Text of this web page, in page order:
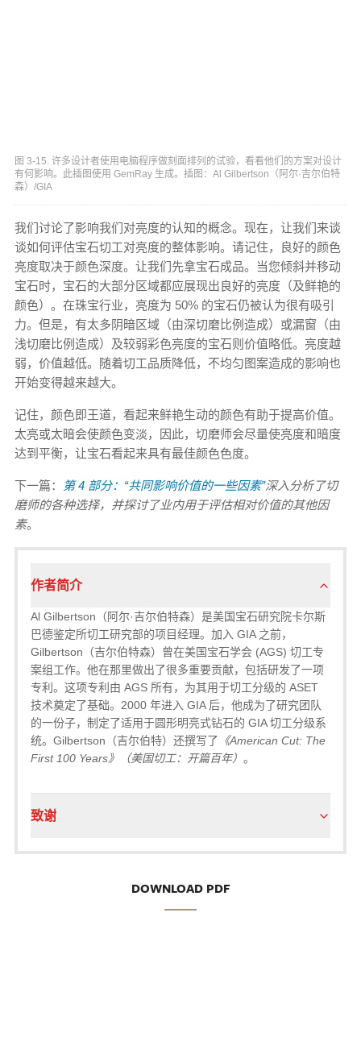
图 3-15. 许多设计者使用电脑程序做刻面排列的试验，看看他们的方案对设计
有何影响。此插图使用 GemRay 生成。插图：Al Gilbertson（阿尔·吉尔伯特
森）/GIA
我们讨论了影响我们对亮度的认知的概念。现在，让我们来谈
谈如何评估宝石切工对亮度的整体影响。请记住，良好的颜色
亮度取决于颜色深度。让我们先拿宝石成品。当您倾斜并移动
宝石时，宝石的大部分区域都应展现出良好的亮度（及鲜艳的
颜色）。在珠宝行业，亮度为 50% 的宝石仍被认为很有吸引
力。但是，有太多阴暗区域（由深切磨比例造成）或漏窗（由
浅切磨比例造成）及较弱彩色亮度的宝石则价值略低。亮度越
弱，价值越低。随着切工品质降低，不均匀图案造成的影响也
开始变得越来越大。
记住，颜色即王道，看起来鲜艳生动的颜色有助于提高价值。
太亮或太暗会使颜色变淡，因此，切磨师会尽量使亮度和暗度
达到平衡，让宝石看起来具有最佳颜色色度。
下一篇： 第 4 部分：“共同影响价值的一些因素”深入分析了切
磨师的各种选择，并探讨了业内用于评估相对价值的其他因
素。
作者简介
Al Gilbertson（阿尔·吉尔伯特森）是美国宝石研究院卡尔斯
巴德鉴定所切工研究部的项目经理。加入 GIA 之前，
Gilbertson（吉尔伯特森）曾在美国宝石学会 (AGS) 切工专
案组工作。他在那里做出了很多重要贡献，包括研发了一项
专利。这项专利由 AGS 所有，为其用于切工分级的 ASET
技术奠定了基础。2000 年进入 GIA 后，他成为了研究团队
的一份子，制定了适用于圆形明亮式钻石的 GIA 切工分级系
统。Gilbertson（吉尔伯特）还撰写了 《American Cut: The
First 100 Years》（美国切工：开篇百年） 。
致谢
DOWNLOAD PDF